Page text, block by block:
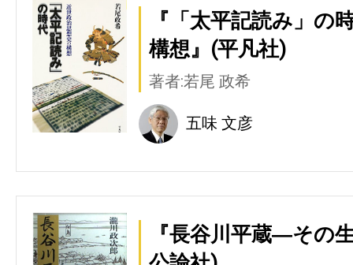
『「太平記読み」の
構想』(平凡社)
著者:若尾 政希
五味 文彦
『長谷川平蔵―その